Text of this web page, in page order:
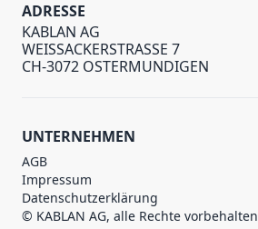
ADRESSE
KABLAN AG
WEISSACKERSTRASSE 7
CH-3072 OSTERMUNDIGEN
UNTERNEHMEN
AGB
Impressum
Datenschutzerklärung
© KABLAN AG, alle Rechte vorbehalten